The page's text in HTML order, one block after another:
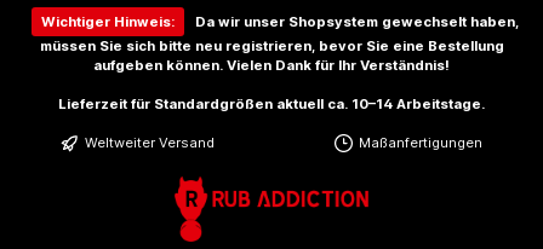
springen
Wichtiger Hinweis:
Da wir unser Shopsystem gewechselt haben,
müssen Sie sich bitte neu registrieren, bevor Sie eine Bestellung
aufgeben können. Vielen Dank für Ihr Verständnis!
Lieferzeit für Standardgrößen aktuell ca. 10–14 Arbeitstage.
Weltweiter Versand Maßanfertigungen